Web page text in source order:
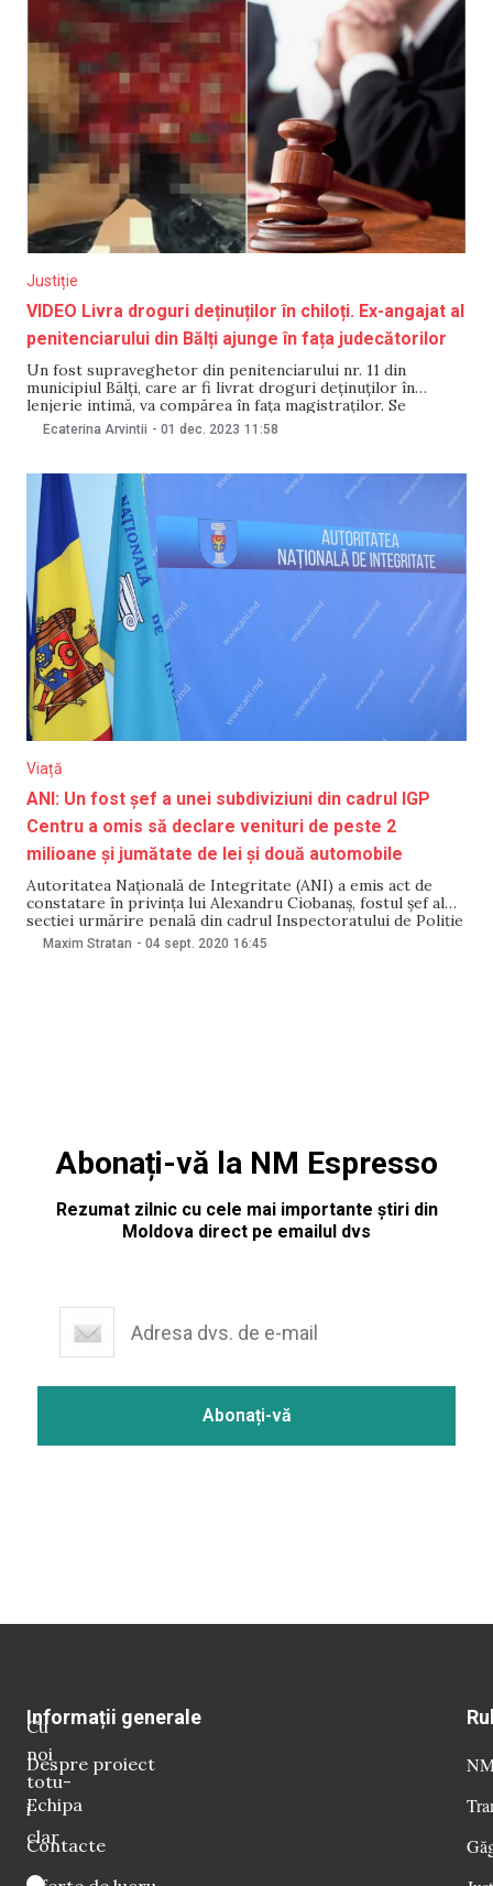
Justiție
VIDEO Livra droguri deținuților în chiloți. Ex-angajat al
penitenciarului din Bălți ajunge în fața judecătorilor
Un fost supraveghetor din penitenciarului nr. 11 din
municipiul Bălți, care ar fi livrat droguri deținuților în
lenjerie intimă, va compărea în fața magistraților. Se
întâmplă după ce Procuratura pentru Combaterea
bărbatul și alți
Ecaterina Arvintii - 01 dec. 2023 11:58
Viață
ANI: Un fost șef a unei subdiviziuni din cadrul IGP
Centru a omis să declare venituri de peste 2
milioane și jumătate de lei și două automobile
Autoritatea Națională de Integritate (ANI) a emis act de
constatare în privința lui Alexandru Ciobanaș, fostul șef al
secției urmărire penală din cadrul Inspectoratului de Poliție
Centru. „Inspectorul de integritate a stabilit că subiectul a
încălcat regimul juridic al declarării averii și intereselor
Maxim Stratan - 04 sept. 2020 16:45
Abonați-vă la NM Espresso
Rezumat zilnic cu cele mai importante știri din
Moldova direct pe emailul dvs
Cu
noi
totu-
i
clar
Informații generale
Despre proiect
Echipa
Contacte